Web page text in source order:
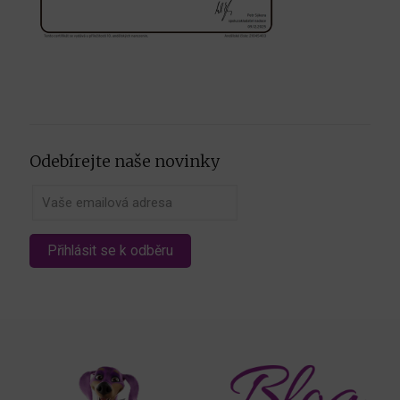
Odebírejte naše novinky